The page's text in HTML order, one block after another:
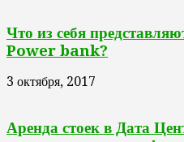
Что из себя
Power bank?
3 октября, 2017
Аренда стоек в Дата